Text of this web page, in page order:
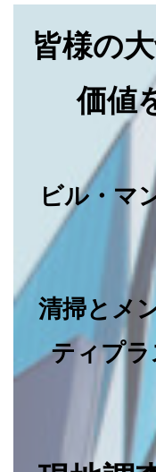
皆様の
価値
ビル・マ
清掃とメ
ティプラ